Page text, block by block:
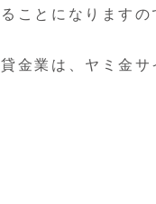
ことになります
金業は、ヤミ金